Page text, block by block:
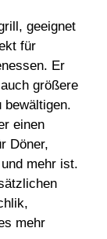
geeignet
für
Er
größere
bewältigen.
einen
Döner,
mehr ist.
mehr